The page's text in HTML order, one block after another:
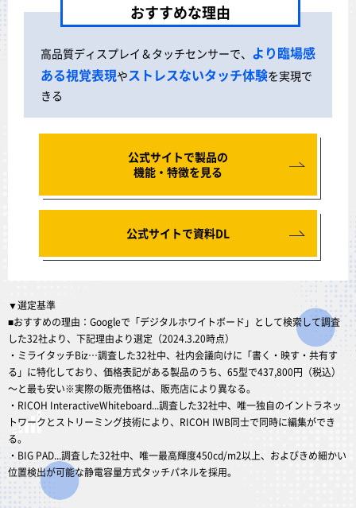
おすすめな理由
高品質ディスプレイ＆タッチセンサーで、 より臨場感
ある視覚表現やストレスないタッチ体験を実現で
きる
公式サイトで製品の
機能・特徴を見る
公式サイトで資料DL
▼選定基準
■おすすめの理由：Googleで「デジタルホワイトボード」として検索して調査
した32社より、下記理由より選定（2024.3.20時点）
・ミライタッチBiz…調査した32社中、社内会議向けに「書く・映す・共有す
る」に特化しており、価格表記がある製品のうち、65型で437,800円（税込）
～と最も安い※実際の販売価格は、販売店により異なる。
・RICOH InteractiveWhiteboard...調査した32社中、唯一独自のイントラネッ
トワークとストリーミング技術により、RICOH IWB同士で同時に編集ができ
る。
・BIG PAD...調査した32社中、唯一最高輝度450cd/m2以上、およびきめ細かい
位置検出が可能な静電容量方式タッチパネルを採用。